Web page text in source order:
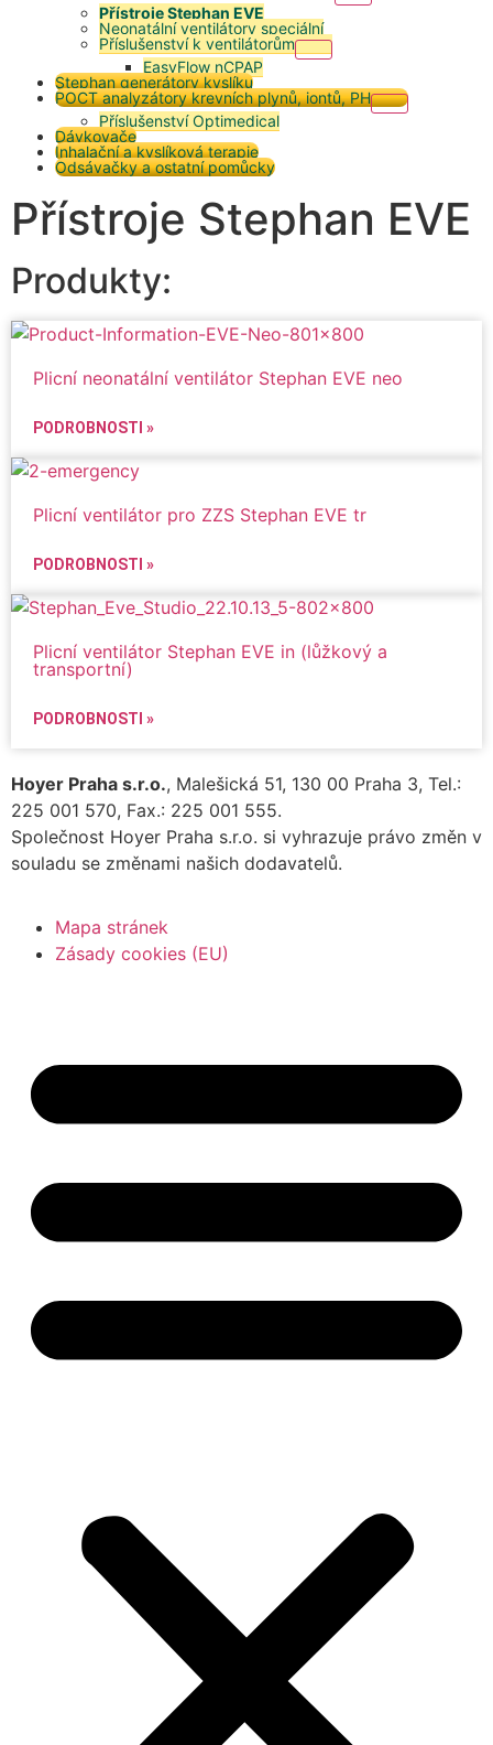
Přístroje Stephan EVE
Neonatální ventilátory speciální
Příslušenství k ventilátorům
EasyFlow nCPAP
Stephan generátory kyslíku
POCT analyzátory krevních plynů, iontů, PH
Příslušenství Optimedical
Dávkovače
Inhalační a kyslíková terapie
Odsávačky a ostatní pomůcky
Přístroje Stephan EVE
Produkty:
Plicní neonatální ventilátor Stephan EVE neo
PODROBNOSTI »
Plicní ventilátor pro ZZS Stephan EVE tr
PODROBNOSTI »
Plicní ventilátor Stephan EVE in (lůžkový a
transportní)
PODROBNOSTI »
Hoyer Praha s.r.o., Malešická 51, 130 00 Praha 3, Tel.:
225 001 570, Fax.: 225 001 555.
Společnost Hoyer Praha s.r.o. si vyhrazuje právo změn v
souladu se změnami našich dodavatelů.
Mapa stránek
Zásady cookies (EU)